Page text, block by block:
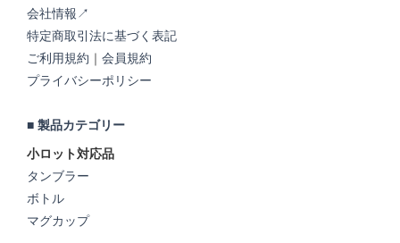
会社情報↗
特定商取引法に基づく表記
ご利用規約 ｜ 会員規約
プライバシーポリシー
■ 製品カテゴリー
小ロット対応品
タンブラー
ボトル
マグカップ